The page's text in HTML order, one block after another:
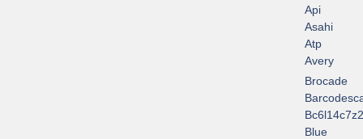
Api
Asahi
Atp
Avery
Brocade
Blue